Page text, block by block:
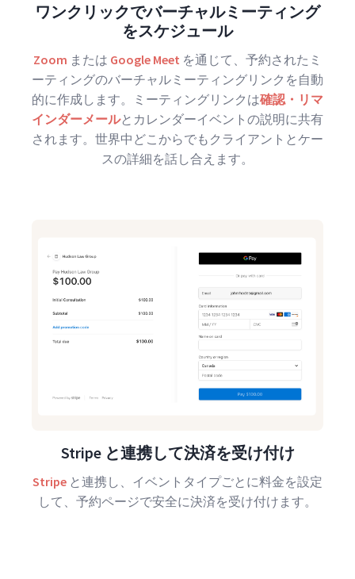
ワンクリックでバーチャルミーティング
をスケジュール
Zoom または Google Meet を通じて、予約されたミ
ーティングのバーチャルミーティングリンクを自動
的に作成します。ミーティングリンクは確認・リマ
インダーメールとカレンダーイベントの説明に共有
されます。世界中どこからでもクライアントとケー
スの詳細を話し合えます。
Stripe と連携して決済を受け付け
Stripe と連携し、イベントタイプごとに料金を設定
して、予約ページで安全に決済を受け付けます。